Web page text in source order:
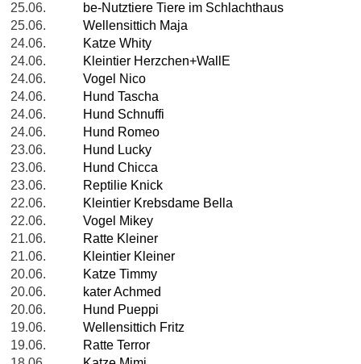
25.06.
be-Nutztiere Tiere im Schlachthaus
25.06.
Wellensittich Maja
24.06.
Katze Whity
24.06.
Kleintier Herzchen+WallE
24.06.
Vogel Nico
24.06.
Hund Tascha
24.06.
Hund Schnuffi
24.06.
Hund Romeo
23.06.
Hund Lucky
23.06.
Hund Chicca
23.06.
Reptilie Knick
22.06.
Kleintier Krebsdame Bella
22.06.
Vogel Mikey
21.06.
Ratte Kleiner
21.06.
Kleintier Kleiner
20.06.
Katze Timmy
20.06.
kater Achmed
20.06.
Hund Pueppi
19.06.
Wellensittich Fritz
19.06.
Ratte Terror